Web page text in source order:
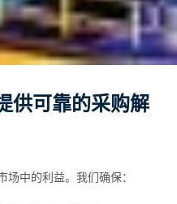
供可靠的采购解
中的利益。我们确保：